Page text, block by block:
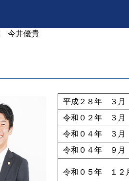
今井優貴
平成２８年 ３月
令和０２年 ３月
令和０４年 ３月
令和０４年 ９月
令和０５年 １２